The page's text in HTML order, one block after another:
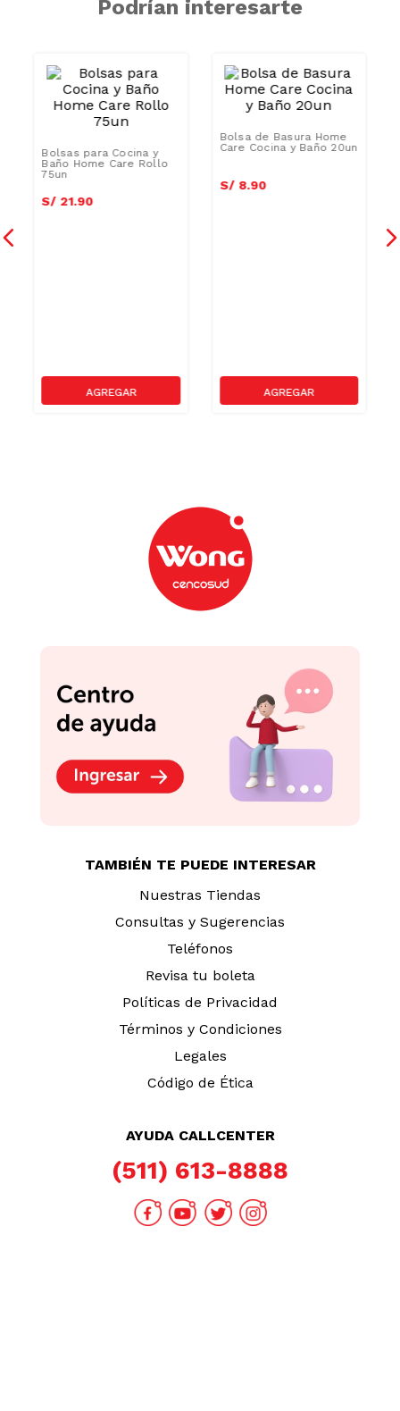
Podrían interesarte
TAMBIÉN TE PUEDE INTERESAR
Nuestras Tiendas
Consultas y Sugerencias
Teléfonos
Revisa tu boleta
Políticas de Privacidad
Términos y Condiciones
Legales
Código de Ética
AYUDA CALLCENTER
(511) 613-8888